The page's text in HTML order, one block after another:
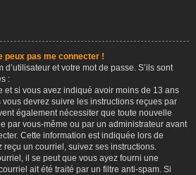
peux pas me connecter !
et votre mot de passe. S’ils sont
:
et si vous avez indiqué avoir moins de 13 ans
vous devrez suivre les instructions reçues par
également nécessiter que toute nouvelle
par vous-même ou par un administrateur avant
Cette information est indiquée lors de
reçu un courriel, suivez ses instructions.
il se peut que vous ayez fourni une
ait été traité par un filtre anti-spam. Si